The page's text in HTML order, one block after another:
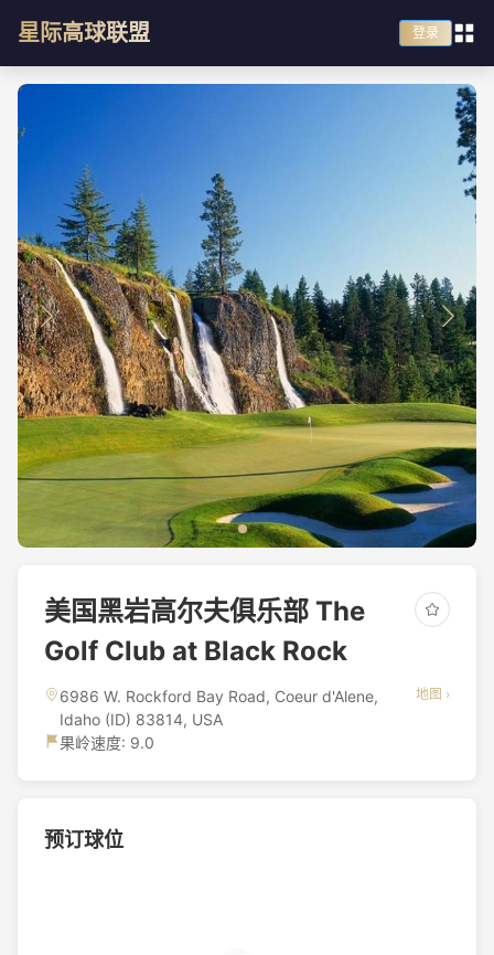
星际高球联盟 登录
美国黑岩高尔夫俱乐部 The
Golf Club at Black Rock
6986 W. Rockford Bay Road, Coeur d'Alene,
Idaho (ID) 83814, USA
地图 ›
果岭速度: 9.0
预订球位